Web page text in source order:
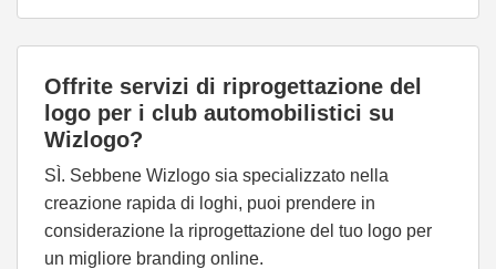
Offrite servizi di riprogettazione del
logo per i club automobilistici su
Wizlogo?
SÌ. Sebbene Wizlogo sia specializzato nella
creazione rapida di loghi, puoi prendere in
considerazione la riprogettazione del tuo logo per
un migliore branding online.